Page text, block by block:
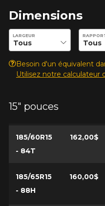
Dimensions
Entrez les dimensions
LARGEUR
Besoin d'un équivalent
Utilisez notre calculateur
15" pouces
185/60R15
- 84T
162,00$
185/65R15
- 88H
160,00$
Votre véhicule
Modèle